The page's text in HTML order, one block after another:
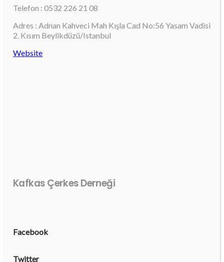
Telefon : 0532 226 21 08
Adres : Adnan Kahveci Mah Kışla Cad No:56 Yasam Vadisi
2. Kısım Beylikdüzü/Istanbul
Website
Kafkas Çerkes Derneği
Facebook
Twitter